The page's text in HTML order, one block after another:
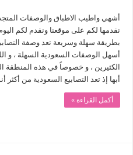
لعمل
التصابيع
السعودية
مغلقة
أشهي واطيب الاطباق والوصفات
نقدمها لكم على موقعنا ونقدم لكم
بطريقة سهلة وسريعة تعد وصفة
أسهل الوصفات السعودية السهلة ، و
الكثيرين ، و خصوصاً في هذه المنطقة
أبها إذ تعد التصابيع السعودية من أكثر
أكمل القراءة »